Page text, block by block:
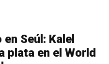
Seúl: Kalel
plata en el World